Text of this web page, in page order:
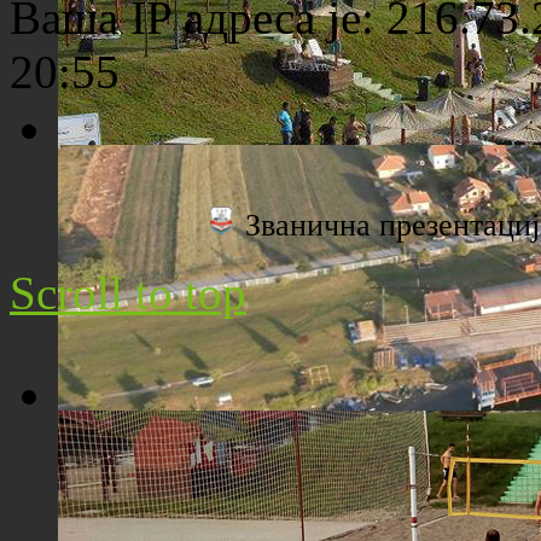
Плажа "Топољар" - Поглед са торња
Плажа "Топољар" - Поглед из ваздуха
Ваша IP адреса је:
20:55
Званична
Scroll to top